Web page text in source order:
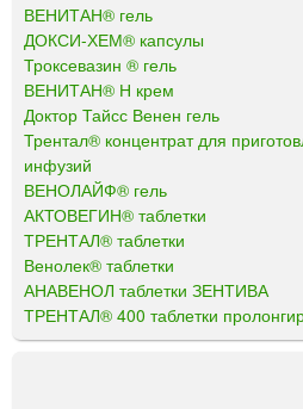
ВЕНИТАН® гель
ДОКСИ-ХЕМ® капсулы
Троксевазин ® гель
ВЕНИТАН® Н крем
Доктор Тайсс Венен гель
Трентал® концентрат для
инфузий
ВЕНОЛАЙФ® гель
АКТОВЕГИН® таблетки
ТРЕНТАЛ® таблетки
Венолек® таблетки
АНАВЕНОЛ таблетки ЗЕНТИВА
ТРЕНТАЛ® 400 таблетки